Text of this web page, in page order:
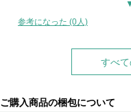
に2回に1回ぐらいフリーズし
以外は概ね満足です。
参考になった (0人)
すべ
ご購入商品の梱包について